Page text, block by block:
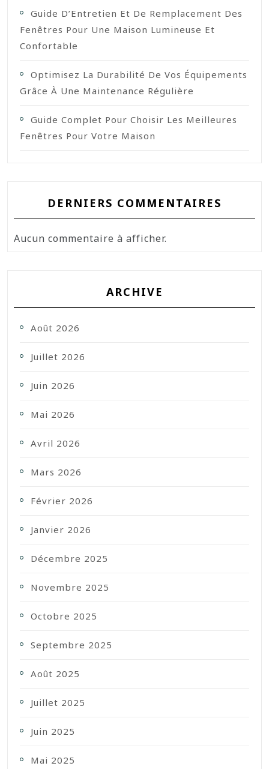
Guide D’Entretien Et De Remplacement Des
Fenêtres Pour Une Maison Lumineuse Et
Confortable
Optimisez La Durabilité De Vos Équipements
Grâce À Une Maintenance Régulière
Guide Complet Pour Choisir Les Meilleures
Fenêtres Pour Votre Maison
DERNIERS COMMENTAIRES
Aucun commentaire à afficher.
ARCHIVE
Août 2026
Juillet 2026
Juin 2026
Mai 2026
Avril 2026
Mars 2026
Février 2026
Janvier 2026
Décembre 2025
Novembre 2025
Octobre 2025
Septembre 2025
Août 2025
Juillet 2025
Juin 2025
Mai 2025